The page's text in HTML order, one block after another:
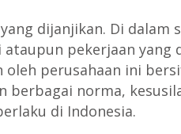
dijanjikan. Di dalam
pekerjaan yang
oleh perusahaan ini
berbagai norma,
di Indonesia.